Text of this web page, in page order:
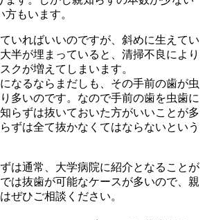
もいます。
いればいいのですが、斜めに生えてい
半が埋まっていると、清掃不良により
クが増えてしまいます。
なるならまだしも、その手前の歯が虫
多いのです。なので手前の歯を虫歯に
らずは抜いておいた方がいいことが多
ずは全て抜かなくてはならないという
は通常、大学病院に紹介となることが
は抜歯が可能なケースが多いので、親
ぜひご相談ください。